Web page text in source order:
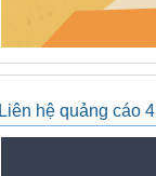
Liên hệ quảng cáo 4